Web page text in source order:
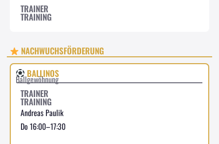
TRAINER
TRAINING
NACHWUCHSFÖRDERUNG
BALLINOS
Ballgewöhnung
TRAINER
TRAINING
Andreas Paulik
Do 16:00–17:30